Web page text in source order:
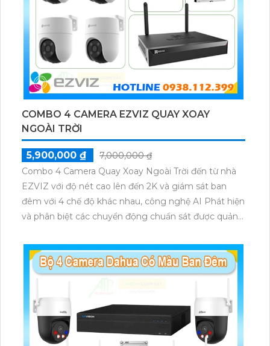
COMBO 4 CAMERA EZVIZ QUAY XOAY
NGOÀI TRỜI
5,900,000 ₫
7,000,000 ₫
Combo 4 Camera Quay Xoay Ngoài Trời đến từ nhà
EZVIZ với độ nét cao lên đến 2K và giám sát ban
đêm với 4 chế độ khác nhau, công nghệ AI Phát hiện
và phân biệt các chuyển động chuẩn sát được quản